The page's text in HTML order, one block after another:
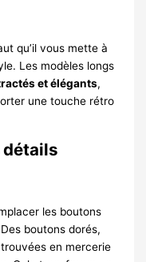
qu’il vous mette à
Les modèles longs
et élégants,
une touche rétro
détails
les boutons
boutons dorés,
en mercerie